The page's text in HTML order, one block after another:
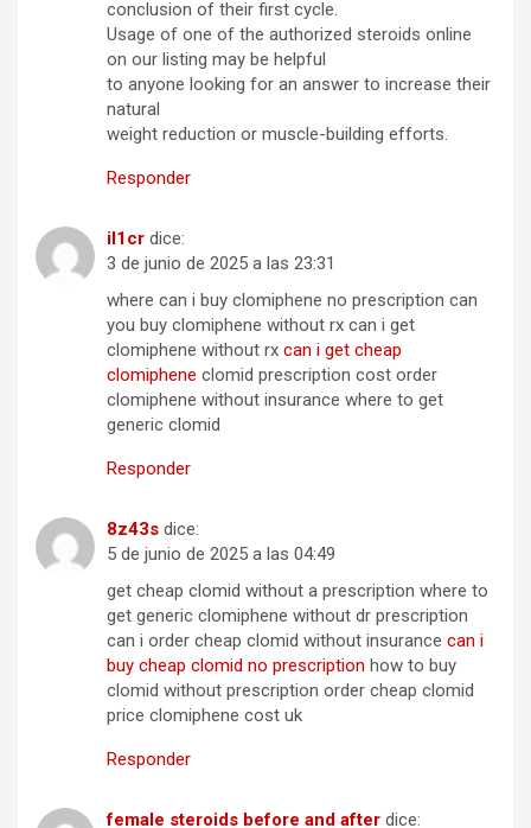
conclusion of their first cycle.
Usage of one of the authorized steroids online
on our listing may be helpful
to anyone looking for an answer to increase their
natural
weight reduction or muscle-building efforts.
Responder
il1cr dice:
3 de junio de 2025 a las 23:31
where can i buy clomiphene no prescription can
you buy clomiphene without rx can i get
clomiphene without rx can i get cheap
clomiphene clomid prescription cost order
clomiphene without insurance where to get
generic clomid
Responder
8z43s dice:
5 de junio de 2025 a las 04:49
get cheap clomid without a prescription where to
get generic clomiphene without dr prescription
can i order cheap clomid without insurance can i
buy cheap clomid no prescription how to buy
clomid without prescription order cheap clomid
price clomiphene cost uk
Responder
female steroids before and after dice: